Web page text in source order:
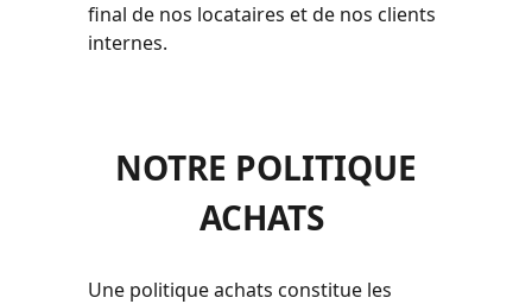
final de nos locataires et de nos clients
internes.
NOTRE POLITIQUE
ACHATS
Une politique achats constitue les